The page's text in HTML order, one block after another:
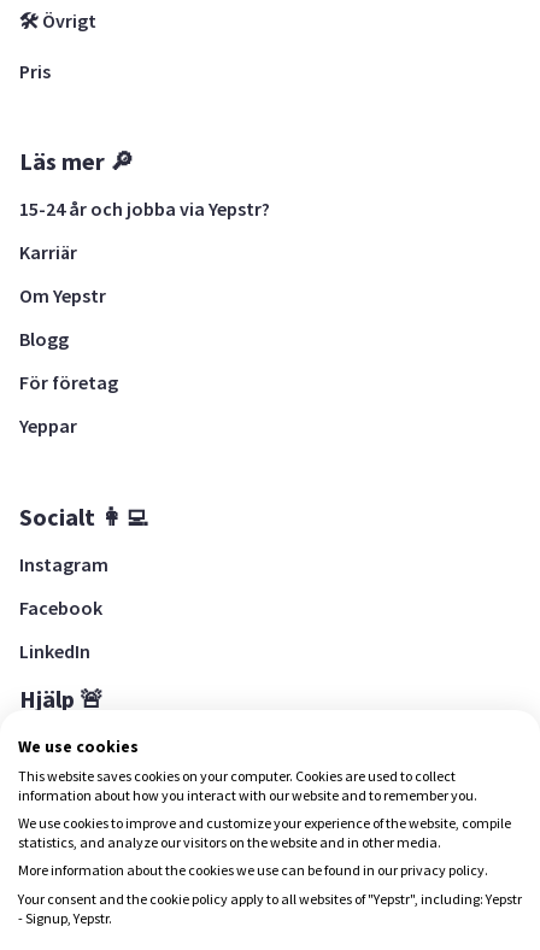
🛠 Övrigt
Pris
Läs mer 🔎
15-24 år och jobba via Yepstr?
Karriär
Om Yepstr
Blogg
För företag
Yeppar
Socialt 👩‍💻
Instagram
Facebook
LinkedIn
Hjälp 🚨
Hjälpcenter
Ladda ned Yepstr
Ladda ned Yepstr
We use cookies
This website saves cookies on your computer. Cookies are used to collect
information about how you interact with our website and to remember you.
We use cookies to improve and customize your experience of the website, compile
statistics, and analyze our visitors on the website and in other media.
More information about the cookies we use can be found in our privacy policy.
Your consent and the cookie policy apply to all websites of "Yepstr", including: Yepstr
- Signup, Yepstr.